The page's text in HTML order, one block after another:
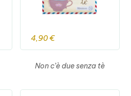
4,90€
Non c’è due senza tè